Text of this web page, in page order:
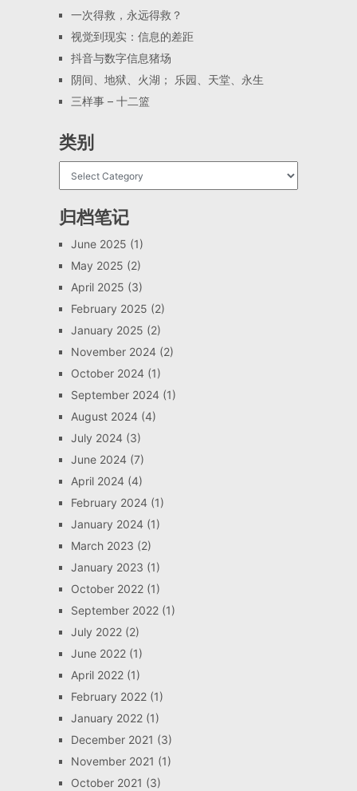
一次得救，永远得救？
视觉到现实：信息的差距
抖音与数字信息猪场
阴间、地狱、火湖； 乐园、天堂、永生
三样事 – 十二篮
类别
归档笔记
June 2025 (1)
May 2025 (2)
April 2025 (3)
February 2025 (2)
January 2025 (2)
November 2024(2)
October 2024(1)
September 2024(1)
August 2024(4)
July 2024(3)
June 2024(7)
April 2024(4)
February 2024(1)
January 2024(1)
March 2023 (2)
January 2023 (1)
October 2022(1)
September 2022(1)
July 2022(2)
June 2022(1)
April 2022(1)
February 2022(1)
January 2022(1)
December 2021 (3)
November 2021 (1)
October 2021 (3)